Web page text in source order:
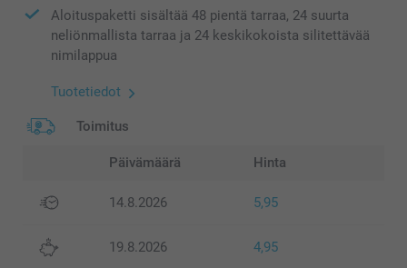
Aloituspaketti sisältää 48 pientä tarraa, 24 suurta
neliönmallista tarraa ja 24 keskikokoista silitettävää
nimilappua
Tuotetiedot
Toimitus
Päivämäärä Hinta
14.8.2026 5,95
19.8.2026 4,95